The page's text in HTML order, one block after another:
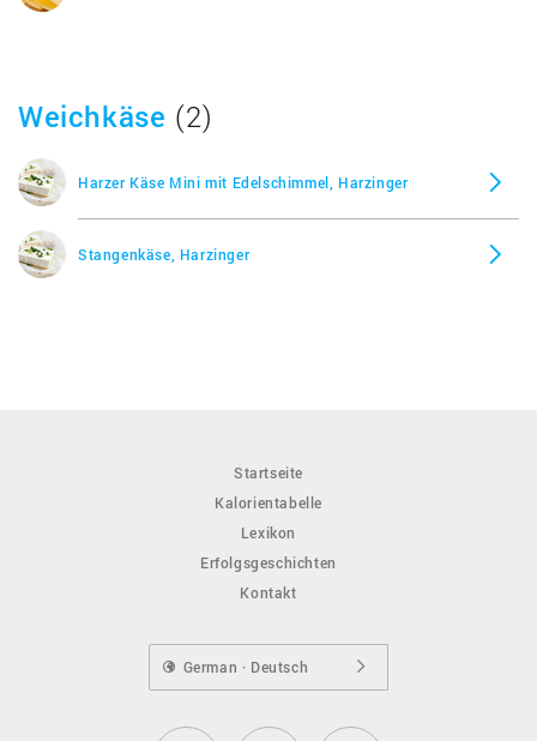
Weichkäse (2)
Harzer Käse Mini mit Edelschimmel, Harzinger
Stangenkäse, Harzinger
Startseite
Kalorientabelle
Lexikon
Erfolgsgeschichten
Kontakt
German · Deutsch